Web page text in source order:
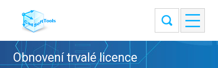
Obnovení trvalé licence